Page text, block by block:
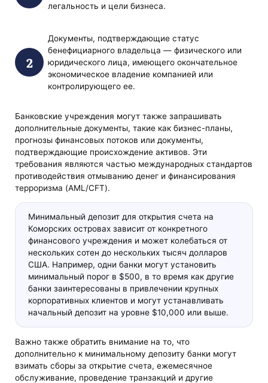
легальность и цели бизнеса.
Документы, подтверждающие статус
бенефициарного владельца — физического или
юридического лица, имеющего окончательное
экономическое владение компанией или
контролирующего ее.
Банковские учреждения могут также запрашивать
дополнительные документы, такие как бизнес-планы,
прогнозы финансовых потоков или документы,
подтверждающие происхождение активов. Эти
требования являются частью международных стандартов
противодействия отмыванию денег и финансирования
терроризма (AML/CFT).
Минимальный депозит для открытия счета на
Коморских островах зависит от конкретного
финансового учреждения и может колебаться от
нескольких сотен до нескольких тысяч долларов
США. Например, одни банки могут установить
минимальный порог в $500, в то время как другие
банки заинтересованы в привлечении крупных
корпоративных клиентов и могут устанавливать
начальный депозит на уровне $10,000 или выше.
Важно также обратить внимание на то, что
дополнительно к минимальному депозиту банки могут
взимать сборы за открытие счета, ежемесячное
обслуживание, проведение транзакций и другие